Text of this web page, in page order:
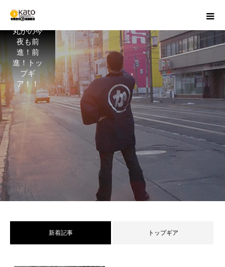
丸かの今
夜も前
進！前
進！トッ
プギ
ア！！
新着記事 トップギア